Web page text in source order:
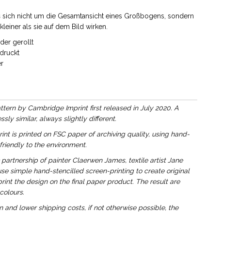
nicht um die Gesamtansicht eines Großbogens, sondern
als sie auf dem Bild wirken.
gerollt
by Cambridge Imprint first released in July 2020. A
similar, always slightly different.
is printed on FSC paper of archiving quality, using hand-
to the environment.
of painter Claerwen James, textile artist Jane
simple hand-stencilled screen-printing to create original
the design on the final paper product. The result are
and lower shipping costs, if not otherwise possible, the